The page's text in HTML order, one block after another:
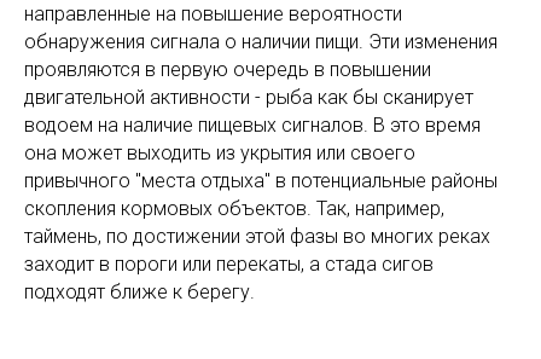
направленные на повышение вероятности
обнаружения сигнала о наличии пищи. Эти изменения
проявляются в первую очередь в повышении
двигательной активности - рыба как бы сканирует
водоем на наличие пищевых сигналов. В это время
она может выходить из укрытия или своего
привычного "места отдыха" в потенциальные районы
скопления кормовых объектов. Так, например,
таймень, по достижении этой фазы во многих реках
заходит в пороги или перекаты, а стада сигов
подходят ближе к берегу.